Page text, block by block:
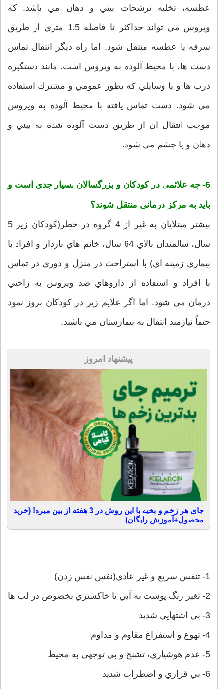
عطسه، تخليه ترشحات بيني و دهان مي باشد. كه
ويروس مي تواند حداكثر تا فاصله 1.5 متري از طريق
سرفه يا عطسه منتقل شود. اما راه ديگر انتقال تماس
دست ها، با محيط آلوده به ويروس است. مانند دستگيره
درب ها و يا وسايلي كه بطور عمومي و مشترك استفاده
مي شود. دست تماس يافته با محيط آلوده به ويروس
موجب انتقال ان از طريق دست آلوده شده به بيني و
دهان و يا چشم مي شود.
6- چه علائمی در كودكان و بزرگسالان بسيار جدي است و
باید به مرکز درمانی منتقل شوند؟
بيشتر مبتلايان به غير از 4 گروه در خطر(كودكان زير 5
سال، سالمندان بالاي 64 سال، خانم هاي باردار و افراد با
بيماري زمينه اي) با استراحت در منزل و دوري در تماس
با افراد و استفاده از داروهاي ضد ويروس به راحتي
درمان مي شود. اما اگر علايم زير در كودكان بروز نمود
حتماً نيازمند انتقال به بيمارستان مي باشند.
پیشنهاد امروز
جای هر زخم و بخیه با این روش در 3 هفته از بین میره! (خرید
محصول+آموزش رایگان)
1- تنفس سريع و غير عادي(نفس نفس زدن)
2- تغير رنگ پوست به آبي يا خاكستري بخصوص در لب ها
3- بي اشتهايي شديد
4- تهوع و استفراغ مقاوم و مداوم
5- عدم هوشياري، تشنج و بي توجهي به محيط
6- بي قراري و اضطراب شديد